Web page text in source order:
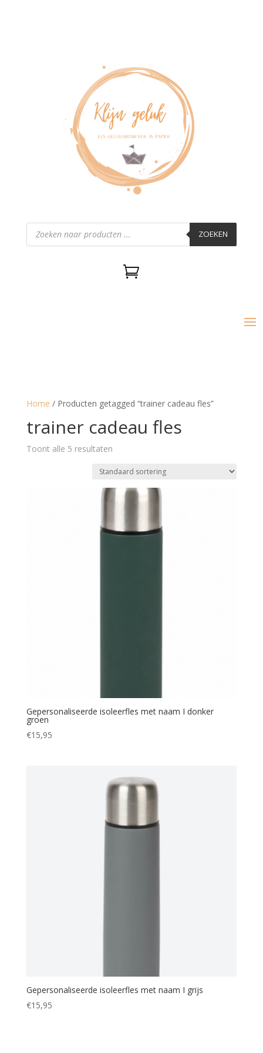
Producten
zoeken ZOEKEN

Home / Producten getagged “trainer cadeau fles”
trainer cadeau fles
Toont alle 5 resultaten
Gepersonaliseerde isoleerfles met naam I donker
groen
€15,95
Gepersonaliseerde isoleerfles met naam I grijs
€15,95